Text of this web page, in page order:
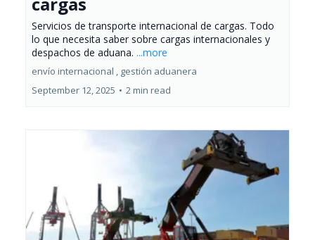
Servicios de transporte internacional de cargas. Todo
lo que necesita saber sobre cargas internacionales y
despachos de aduana. ...more
envío internacional , gestión aduanera
September 12, 2025 • 2 min read